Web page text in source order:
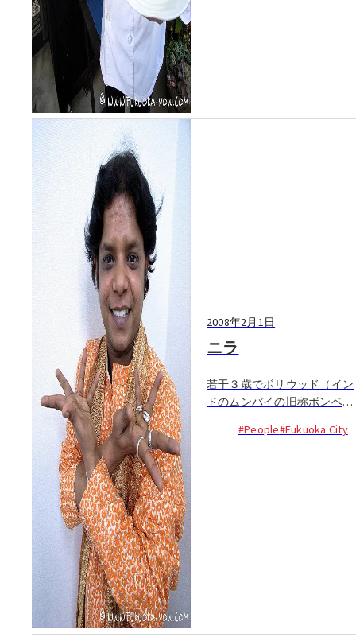
2008年2月1日
ニラ
若干３歳でボリウッド（イン
ドのムンバイの旧称ボンベイ
リウッドをもじった造語でイ
#People#Fukuoka City